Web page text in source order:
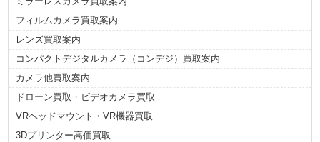
s
フィルムカメラ買取案内
レンズ買取案内
コンパクトデジタルカメラ（コンデジ）買取案内
カメラ他買取案内
ドローン買取・ビデオカメラ買取
VRヘッドマウント・VR機器買取
3Dプリンター高価買取